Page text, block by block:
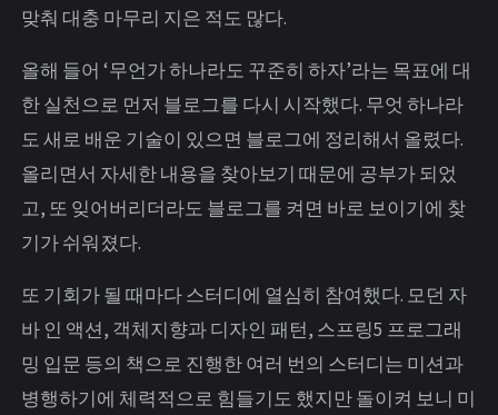
맞춰 대충 마무리 지은 적도 많다.
올해 들어 ‘무언가 하나라도 꾸준히 하자’라는 목표에 대
한 실천으로 먼저 블로그를 다시 시작했다. 무엇 하나라
도 새로 배운 기술이 있으면 블로그에 정리해서 올렸다.
올리면서 자세한 내용을 찾아보기 때문에 공부가 되었
고, 또 잊어버리더라도 블로그를 켜면 바로 보이기에 찾
기가 쉬워졌다.
또 기회가 될 때마다 스터디에 열심히 참여했다. 모던 자
바 인 액션, 객체지향과 디자인 패턴, 스프링5 프로그래
밍 입문 등의 책으로 진행한 여러 번의 스터디는 미션과
병행하기에 체력적으로 힘들기도 했지만 돌이켜 보니 미